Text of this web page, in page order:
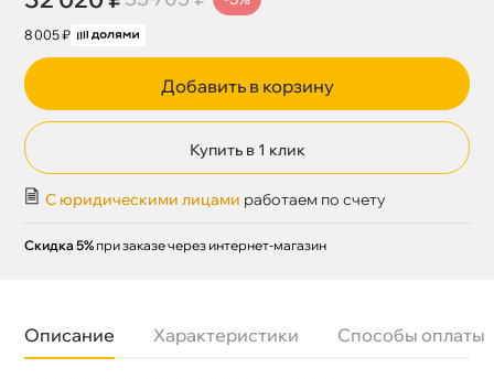
8 005 ₽
Добавить в корзину
Купить в 1 клик
С юридическими лицами работаем по счету
Скидка 5% при заказе через интернет-магазин
Описание Характеристики Способы оплаты